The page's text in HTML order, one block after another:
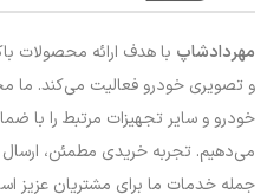
مهردادشاپ با هدف ارائه محصولات
و تصویری خودرو فعالیت می‌کند. ما
خودرو و سایر تجهیزات مرتبط را با
می‌دهیم. تجربه خریدی مطمئن،
جمله خدمات ما برای مشتریان عزیز